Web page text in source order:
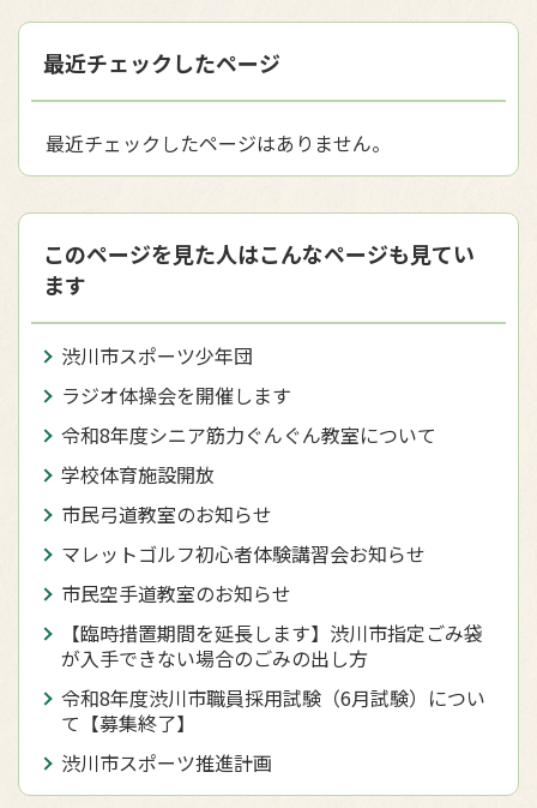
最近チェックしたページ
最近チェックしたページはありません。
このページを見た人はこんなページも見てい
ます
渋川市スポーツ少年団
ラジオ体操会を開催します
令和8年度シニア筋力ぐんぐん教室について
学校体育施設開放
市民弓道教室のお知らせ
マレットゴルフ初心者体験講習会お知らせ
市民空手道教室のお知らせ
【臨時措置期間を延長します】渋川市指定ごみ袋
が入手できない場合のごみの出し方
令和8年度渋川市職員採用試験（6月試験）につい
て【募集終了】
渋川市スポーツ推進計画